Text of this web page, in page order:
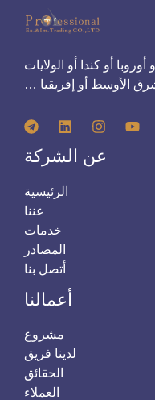
أو كندا أو الولايات
الأوسط أو إفريقيا …
عن الشركة
الرئيسية
عننا
خدمات
المصادر
أتصل بنا
أعمالنا
مشروع
لدينا فريق
الحقائق
العملاء